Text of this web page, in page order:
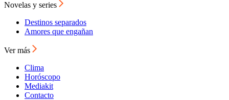
Novelas y series
Destinos separados
Amores que engañan
Ver más
Clima
Horóscopo
Mediakit
Contacto